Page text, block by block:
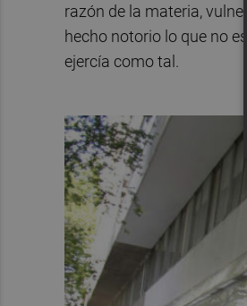
razón de la materia,
hecho notorio lo que no
ejercía como tal.